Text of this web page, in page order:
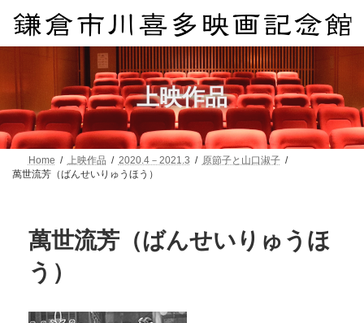
ン
ス
キ
ッ
プ
ー
ン
に
移
動
上映作品
Home 上映作品 2020.4－2021.3
原節子と山口淑子
萬世流芳（ばんせいりゅうほう）
萬世流芳（ばんせいりゅうほ
う）